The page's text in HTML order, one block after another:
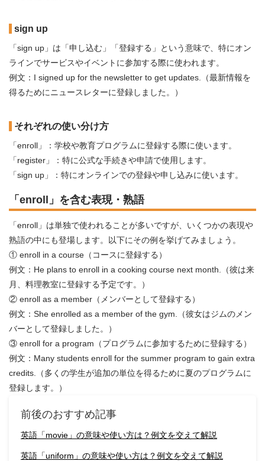
sign up
「sign up」は「申し込む」「登録する」という意味で、特にオン
ラインでサービスやイベントに参加する際に使われます。
例文：I signed up for the newsletter to get updates.（最新情報を
得るためにニュースレターに登録しました。）
それぞれの使い分け方
「enroll」：学校や教育プログラムに登録する際に使います。
「register」：特に公式な手続きや申請で使用します。
「sign up」：特にオンラインでの登録や申し込みに使います。
「enroll」を含む表現・熟語
「enroll」は単独で使われることが多いですが、いくつかの表現や
熟語の中にも登場します。以下にその例を挙げてみましょう。
① enroll in a course（コースに登録する）
例文：He plans to enroll in a cooking course next month.（彼は来
月、料理教室に登録する予定です。）
② enroll as a member（メンバーとして登録する）
例文：She enrolled as a member of the gym.（彼女はジムのメン
バーとして登録しました。）
③ enroll for a program（プログラムに参加するために登録する）
例文：Many students enroll for the summer program to gain extra
credits.（多くの学生が追加の単位を得るために夏のプログラムに
登録します。）
前後のおすすめ記事
英語「movie」の意味や使い方は？例文を交えて解説
英語「uniform」の意味や使い方は？例文を交えて解説